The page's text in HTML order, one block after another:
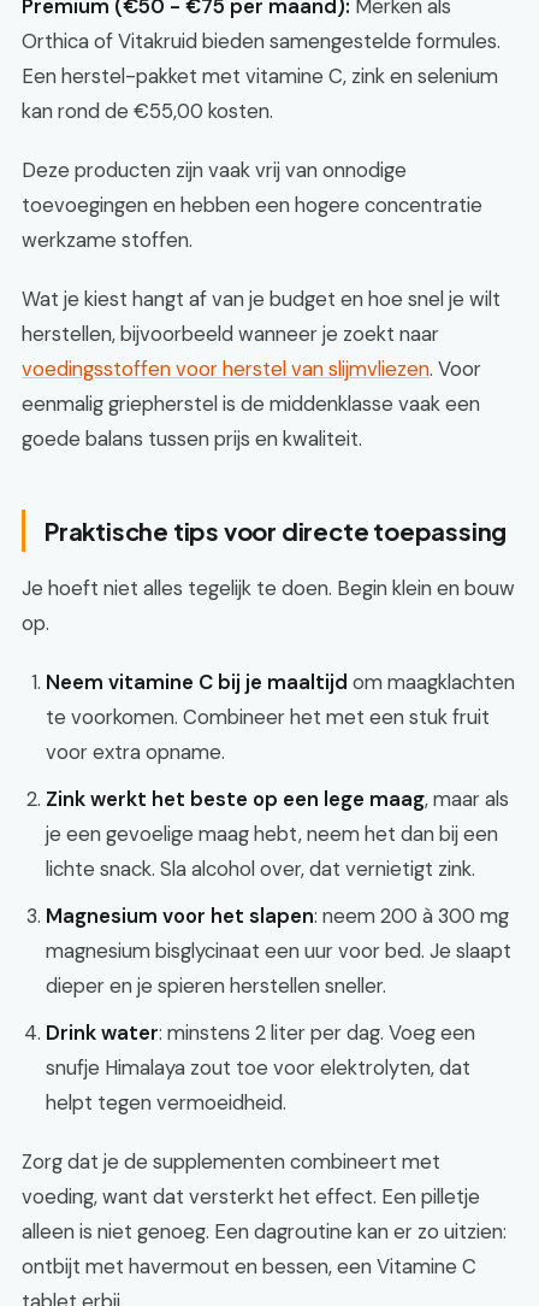
Premium (€50 - €75 per maand): Merken als
Orthica of Vitakruid bieden samengestelde formules.
Een herstel-pakket met vitamine C, zink en selenium
kan rond de €55,00 kosten.
Deze producten zijn vaak vrij van onnodige
toevoegingen en hebben een hogere concentratie
werkzame stoffen.
Wat je kiest hangt af van je budget en hoe snel je wilt
herstellen, bijvoorbeeld wanneer je zoekt naar
voedingsstoffen voor herstel van slijmvliezen. Voor
eenmalig griepherstel is de middenklasse vaak een
goede balans tussen prijs en kwaliteit.
Praktische tips voor directe toepassing
Je hoeft niet alles tegelijk te doen. Begin klein en bouw
op.
Neem vitamine C bij je maaltijd om maagklachten
te voorkomen. Combineer het met een stuk fruit
voor extra opname.
Zink werkt het beste op een lege maag, maar als
je een gevoelige maag hebt, neem het dan bij een
lichte snack. Sla alcohol over, dat vernietigt zink.
Magnesium voor het slapen: neem 200 à 300 mg
magnesium bisglycinaat een uur voor bed. Je slaapt
dieper en je spieren herstellen sneller.
Drink water: minstens 2 liter per dag. Voeg een
snufje Himalaya zout toe voor elektrolyten, dat
helpt tegen vermoeidheid.
Zorg dat je de supplementen combineert met
voeding, want dat versterkt het effect. Een pilletje
alleen is niet genoeg. Een dagroutine kan er zo uitzien:
ontbijt met havermout en bessen, een Vitamine C